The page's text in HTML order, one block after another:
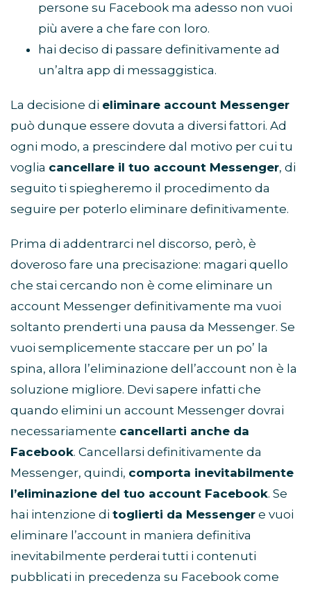
persone su Facebook ma adesso non vuoi
più avere a che fare con loro.
hai deciso di passare definitivamente ad
un’altra app di messaggistica.
La decisione di eliminare account Messenger
può dunque essere dovuta a diversi fattori. Ad
ogni modo, a prescindere dal motivo per cui tu
voglia cancellare il tuo account Messenger, di
seguito ti spiegheremo il procedimento da
seguire per poterlo eliminare definitivamente.
Prima di addentrarci nel discorso, però, è
doveroso fare una precisazione: magari quello
che stai cercando non è come eliminare un
account Messenger definitivamente ma vuoi
soltanto prenderti una pausa da Messenger. Se
vuoi semplicemente staccare per un po’ la
spina, allora l’eliminazione dell’account non è la
soluzione migliore. Devi sapere infatti che
quando elimini un account Messenger dovrai
necessariamente cancellarti anche da
Facebook. Cancellarsi definitivamente da
Messenger, quindi, comporta inevitabilmente
l’eliminazione del tuo account Facebook. Se
hai intenzione di toglierti da Messenger e vuoi
eliminare l’account in maniera definitiva
inevitabilmente perderai tutti i contenuti
pubblicati in precedenza su Facebook come